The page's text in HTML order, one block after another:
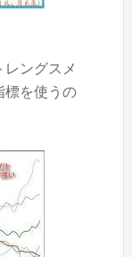
ングスメ
標を使うの